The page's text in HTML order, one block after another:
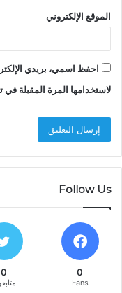
الموقع الإلكتروني
احفظ اسمي، بريدي
لاستخدامها المرة المقبلة في
Follow Us
0
Fans
0